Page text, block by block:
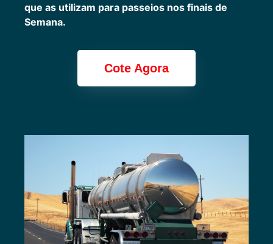
que as utilizam para passeios nos finais de
Semana.
Cote Agora